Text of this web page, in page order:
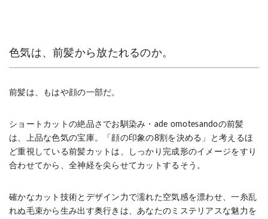
色気は、前髪から放たれるのか。
前髪は、もはや顔の一部だ。
ショートカットの絶品さでお馴染み・ade omotesandoの前髪
は、上品な色気の宝庫。「顔の印象の8割を決める」と考えるほ
ど重視している前髪カットは、しっかり完成形のイメージをすり
合わせてから、全神経を尖らせてカットするそう。
確かなカット技術とデザイン力で濡れた空気感を漂わせ、一糸乱
れぬ毛束から生み出す奥行きは、あなたのミステリアスな魅力を